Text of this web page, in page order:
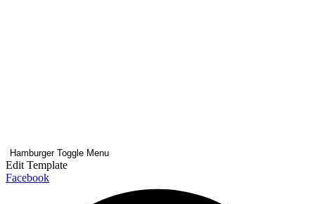
Hamburger Toggle Menu
Edit Template
Facebook